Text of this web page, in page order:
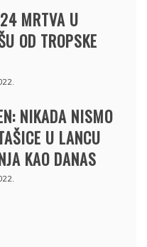
MRTVA U
OD TROPSKE
NIKADA NISMO
U LANCU
KAO DANAS